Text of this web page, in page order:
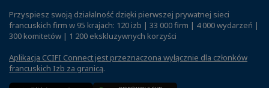
Przyspiesz swoją działalność dzięki pierwszej prywatnej sieci
francuskich firm w 95 krajach: 120 izb | 33 000 firm | 4 000 wydarzeń |
300 komitetów | 1 200 ekskluzywnych korzyści
Aplikacja CCIFI Connect jest przeznaczona wyłącznie dla członków
francuskich Izb za granicą.